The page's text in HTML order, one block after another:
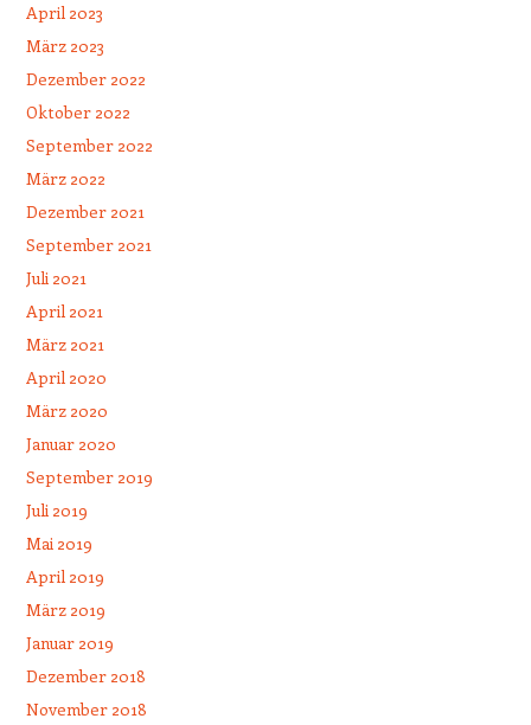
April 2023
März 2023
Dezember 2022
Oktober 2022
September 2022
März 2022
Dezember 2021
September 2021
Juli 2021
April 2021
März 2021
April 2020
März 2020
Januar 2020
September 2019
Juli 2019
Mai 2019
April 2019
März 2019
Januar 2019
Dezember 2018
November 2018